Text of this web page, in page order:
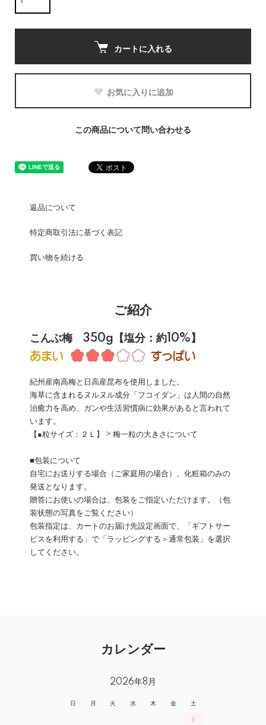
カートに入れる
お気に入りに追加
この商品について問い合わせる
返品について
特定商取引法に基づく表記
買い物を続ける
ご紹介
こんぶ梅 350g【塩分：約10%】
紀州産南高梅と日高産昆布を使用しました。
海草に含まれるヌルヌル成分「フコイダン」は人間の自然
治癒力を高め、ガンや生活習慣病に効果があると言われて
います。
【●粒サイズ：２Ｌ】 > 梅一粒の大きさについて
■包装について
自宅にお送りする場合（ご家庭用の場合）、化粧箱のみの
発送となります。
贈答にお使いの場合は、包装をご指定いただけます。（包
装状態の写真をご覧ください）
包装指定は、カートのお届け先設定画面で、「ギフトサー
ビスを利用する」で「ラッピングする＞通常包装」を選択
してください。
カレンダー
2026年8月
日 月 火 水 木 金 土
1